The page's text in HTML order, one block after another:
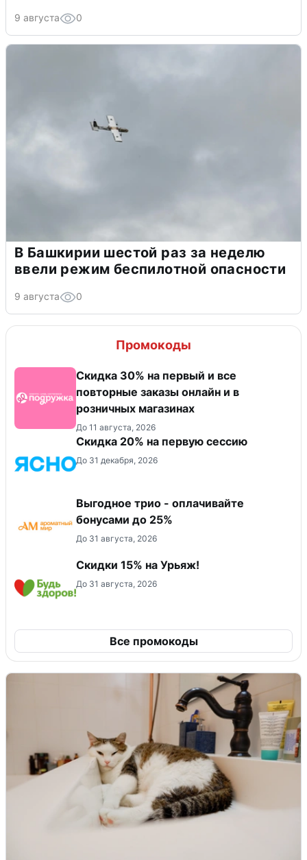
9 августа 0
В Башкирии шестой раз за неделю
ввели режим беспилотной опасности
9 августа 0
Промокоды
Скидка 30% на первый и все
повторные заказы онлайн и в
розничных магазинах
До 11 августа, 2026
Скидка 20% на первую сессию
До 31 декабря, 2026
Выгодное трио - оплачивайте
бонусами до 25%
До 31 августа, 2026
Скидки 15% на Урьяж!
До 31 августа, 2026
Все промокоды